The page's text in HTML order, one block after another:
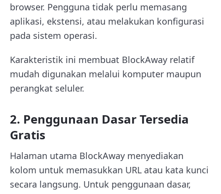
browser. Pengguna tidak perlu memasang
aplikasi, ekstensi, atau melakukan konfigurasi
pada sistem operasi.
Karakteristik ini membuat BlockAway relatif
mudah digunakan melalui komputer maupun
perangkat seluler.
2. Penggunaan Dasar Tersedia
Gratis
Halaman utama BlockAway menyediakan
kolom untuk memasukkan URL atau kata kunci
secara langsung. Untuk penggunaan dasar,